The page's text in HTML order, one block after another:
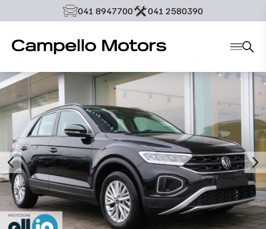
‭041 8947700‬ ‭041 2580390‬